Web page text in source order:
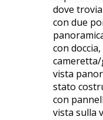
dove
con due
con
vista
stato
con
vista sulla